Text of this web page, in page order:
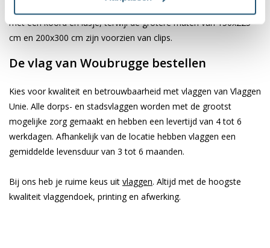
met een koord en lusje, terwijl de grotere maten van 150x225
cm en 200x300 cm zijn voorzien van clips.
De vlag van Woubrugge bestellen
Kies voor kwaliteit en betrouwbaarheid met vlaggen van Vlaggen
Unie. Alle dorps- en stadsvlaggen worden met de grootst
mogelijke zorg gemaakt en hebben een levertijd van 4 tot 6
werkdagen. Afhankelijk van de locatie hebben vlaggen een
gemiddelde levensduur van 3 tot 6 maanden.
Bij ons heb je ruime keus uit vlaggen. Altijd met de hoogste
kwaliteit vlaggendoek, printing en afwerking.